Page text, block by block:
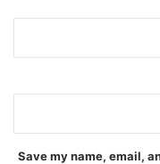
Save my name, email,